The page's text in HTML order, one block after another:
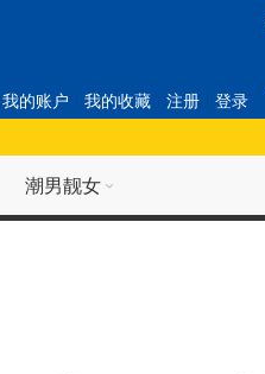
我的账户 我的收藏 注册 登录
潮男靓女